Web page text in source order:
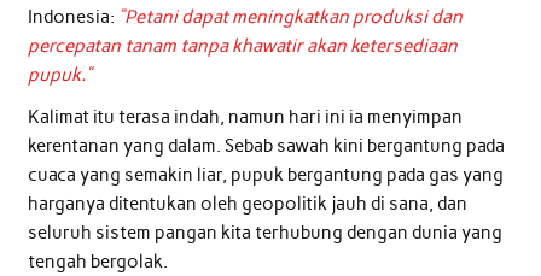
Indonesia: “Petani dapat meningkatkan produksi dan
percepatan tanam tanpa khawatir akan ketersediaan
pupuk.”
Kalimat itu terasa indah, namun hari ini ia menyimpan
kerentanan yang dalam. Sebab sawah kini bergantung pada
cuaca yang semakin liar, pupuk bergantung pada gas yang
harganya ditentukan oleh geopolitik jauh di sana, dan
seluruh sistem pangan kita terhubung dengan dunia yang
tengah bergolak.